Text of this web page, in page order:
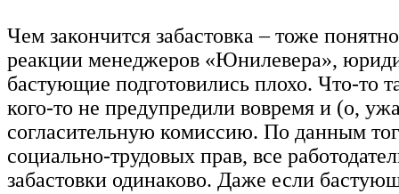
Чем закончится забастовка – тоже
реакции менеджеров «Юнилевера»,
бастующие подготовились плохо. Что-то
кого-то не предупредили вовремя и (о,
согласительную комиссию. По данным
социально-трудовых прав, все
забастовки одинаково. Даже если